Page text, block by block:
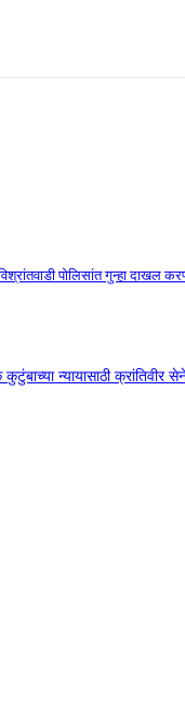
पोलिसांत गुन्हा दाखल
न्यायासाठी क्रांतिवीर